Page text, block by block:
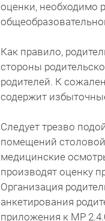
оценки, необходимо
Как правило,
стороны
родителей. К
содержит
Следует трезво
помещений
медицинские
производят оценку
Организация
анкетирования
приложения к МР